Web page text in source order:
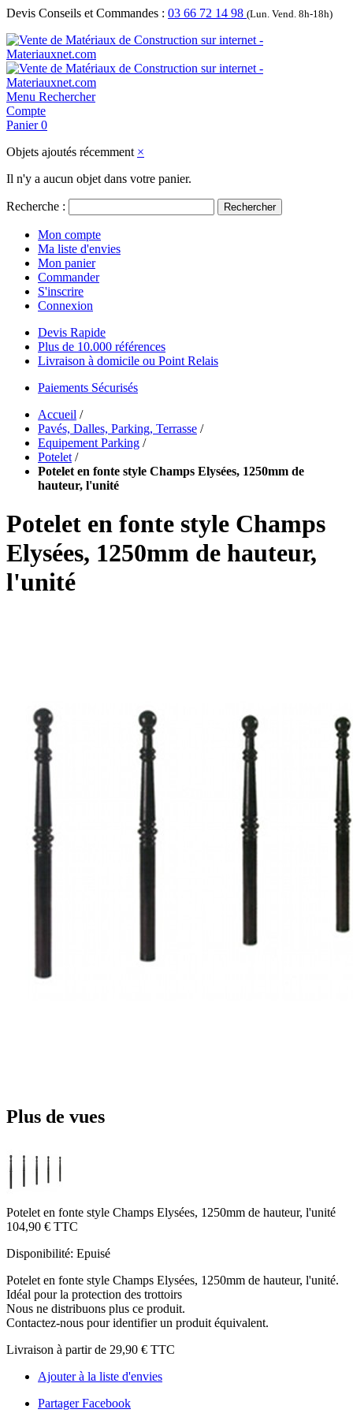
Devis Conseils et Commandes : 03 66 72 14 98 (Lun. Vend. 8h-18h)
Menu Rechercher
Compte
Panier 0
Objets ajoutés récemment ×
Il n'y a aucun objet dans votre panier.
Recherche : Rechercher
Mon compte
Ma liste d'envies
Mon panier
Commander
S'inscrire
Connexion
Devis Rapide
Plus de 10.000 références
Livraison à domicile ou Point Relais
Paiements Sécurisés
Accueil /
Pavés, Dalles, Parking, Terrasse /
Equipement Parking /
Potelet /
Potelet en fonte style Champs Elysées, 1250mm de
hauteur, l'unité
Potelet en fonte style Champs
Elysées, 1250mm de hauteur,
l'unité
Plus de vues
Potelet en fonte style Champs Elysées, 1250mm de hauteur, l'unité
104,90 € TTC
Disponibilité: Epuisé
Potelet en fonte style Champs Elysées, 1250mm de hauteur, l'unité.
Idéal pour la protection des trottoirs
Nous ne distribuons plus ce produit.
Contactez-nous pour identifier un produit équivalent.
Livraison à partir de 29,90 € TTC
Ajouter à la liste d'envies
Partager Facebook